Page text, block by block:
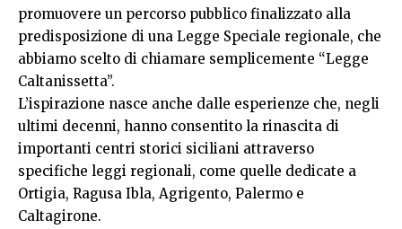
promuovere un percorso pubblico finalizzato alla
predisposizione di una Legge Speciale regionale, che
abbiamo scelto di chiamare semplicemente “Legge
Caltanissetta”.
L’ispirazione nasce anche dalle esperienze che, negli
ultimi decenni, hanno consentito la rinascita di
importanti centri storici siciliani attraverso
specifiche leggi regionali, come quelle dedicate a
Ortigia, Ragusa Ibla, Agrigento, Palermo e
Caltagirone.